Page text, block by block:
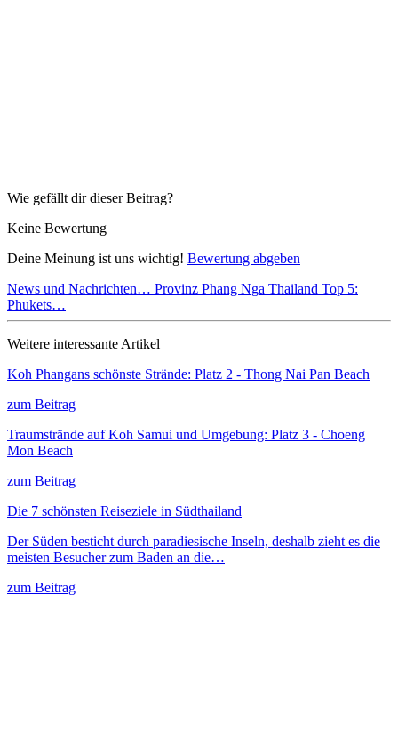
Wie gefällt dir dieser Beitrag?
Keine Bewertung
Deine Meinung ist uns wichtig! Bewertung abgeben
News und Nachrichten… Provinz Phang Nga Thailand Top 5:
Phukets…
Weitere interessante Artikel
Koh Phangans schönste Strände: Platz 2 - Thong Nai Pan Beach
zum Beitrag
Traumstrände auf Koh Samui und Umgebung: Platz 3 - Choeng
Mon Beach
zum Beitrag
Die 7 schönsten Reiseziele in Südthailand
Der Süden besticht durch paradiesische Inseln, deshalb zieht es die
meisten Besucher zum Baden an die…
zum Beitrag